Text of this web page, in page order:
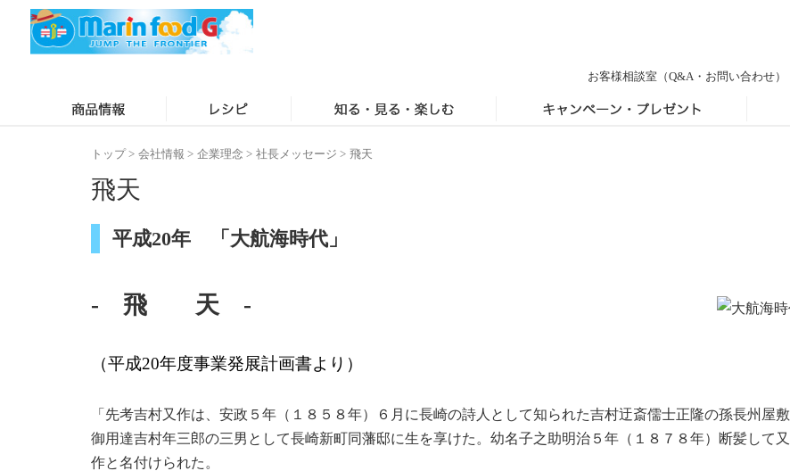
お客様相談室 （Q&A・お問い合わせ）
トップ> 会社情報 > 企業理念 > 社長メッセージ > 飛天
飛天
平成20年 「大航海時代」
- 飛 天 -
（平成20年度事業発展計画書より）
「先考吉村又作は、安政５年（１８５８年）６月に長崎の詩人として知られた吉村迂斎儒士正隆の孫長州屋敷
御用達吉村年三郎の三男として長崎新町同藩邸に生を享けた。幼名子之助明治５年（１８７８年）断髪して又
作と名付けられた。